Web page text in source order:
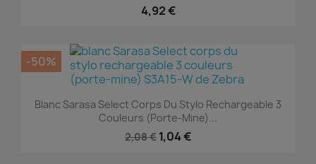
4,92 €
Blanc Sarasa Select Corps Du Stylo Rechargeable 3
Couleurs (porte-Mine)...
2,08 € 1,04 €
-50%